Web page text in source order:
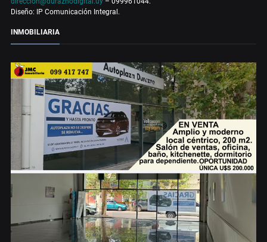
Diseño: IP Comunicación Integral.
INMOBILIARIA